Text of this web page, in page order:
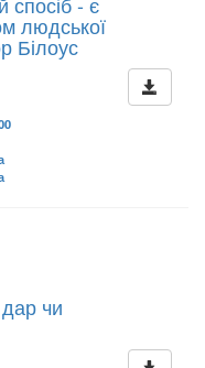
людської
Білоус
чи